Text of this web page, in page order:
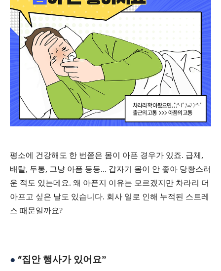
평소에 건강해도 한 번쯤은 몸이 아픈 경우가 있죠. 급체 ,
배탈, 두통, 그냥 아픔 등등... 갑자기 몸이 안 좋아 당황스러
운 적도 있는데요. 왜 아픈지 이유는 모르겠지만 차라리 더
아프고 싶은 날도 있습니다. 회사 일로 인해 누적된 스트레
스 때문일까요?
● “집안 행사가 있어요”